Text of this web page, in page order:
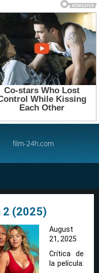
film-24h.com
2 (2025)
August
21, 2025
Crítica de
la película: